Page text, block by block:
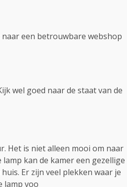
een betrouwbare webshop
wel goed naar de staat van de
Het is niet alleen mooi om naar
kan de kamer een gezellige
Er zijn veel plekken waar je
lamp voo